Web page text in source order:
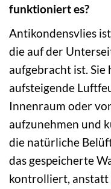
funktioniert es?
Antikondensvlies
die auf der
aufgebracht ist. Sie
aufsteigende
Innenraum oder
aufzunehmen und
die natürliche
das gespeicherte
kontrolliert, anstatt